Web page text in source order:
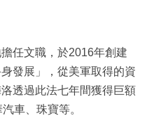
任文職，於2016年創建
發展」，從美軍取得的資
透過此法七年間獲得巨額
車、珠寶等。